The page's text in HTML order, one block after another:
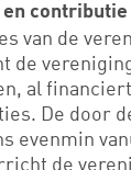
contributie
van de
de
al
De door
evenmin
de